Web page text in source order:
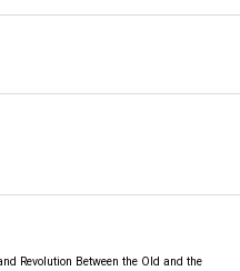
Revolution Between the Old and the